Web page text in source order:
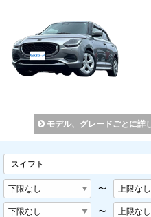
モデル、グレードごとに詳
スイフト
〜
〜